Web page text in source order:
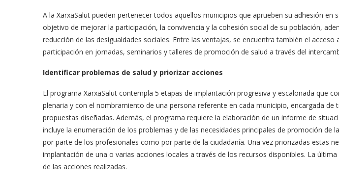
A la XarxaSalut pueden pertenecer todos aquellos municipios que aprueben su adhesión en
objetivo de mejorar la participación, la convivencia y la cohesión social de su población,
reducción de las desigualdades sociales. Entre las ventajas, se encuentra también el acceso
participación en jornadas, seminarios y talleres de promoción de salud a través del
Identificar problemas de salud y priorizar acciones
El programa XarxaSalut contempla 5 etapas de implantación progresiva y escalonada que
plenaria y con el nombramiento de una persona referente en cada municipio, encargada de
propuestas diseñadas. Además, el programa requiere la elaboración de un informe de
incluye la enumeración de los problemas y de las necesidades principales de promoción de
por parte de los profesionales como por parte de la ciudadanía. Una vez priorizadas estas
implantación de una o varias acciones locales a través de los recursos disponibles. La
de las acciones realizadas.